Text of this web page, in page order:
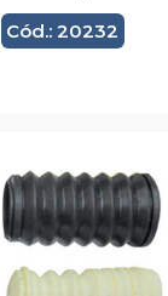
Cód.: 20232